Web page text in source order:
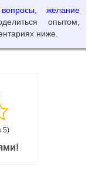
желание
опытом,
ниже.
5)